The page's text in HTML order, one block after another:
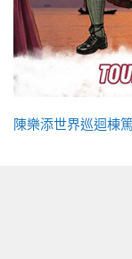
陳樂添世界巡迴棟